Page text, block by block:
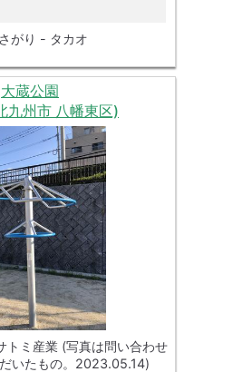
がり - タカオ
大蔵公園
九州市 八幡東区)
トミ産業 (写真は問い合わせ
いたもの。2023.05.14)